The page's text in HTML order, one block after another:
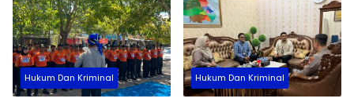
Hukum Dan Kriminal Hukum Dan Kriminal